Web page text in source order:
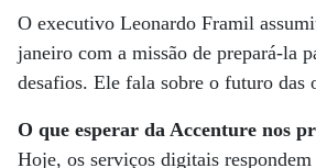
O executivo Leonardo Framil
janeiro com a missão de prepará-la
desafios. Ele fala sobre o futuro das
O que esperar da Accenture nos
Hoje, os serviços digitais